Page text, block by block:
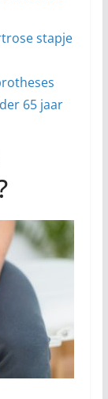
stapje
65 jaar